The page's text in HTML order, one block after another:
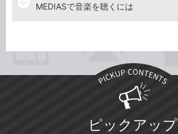
MEDIASで音楽を聴くには
ピックアップ